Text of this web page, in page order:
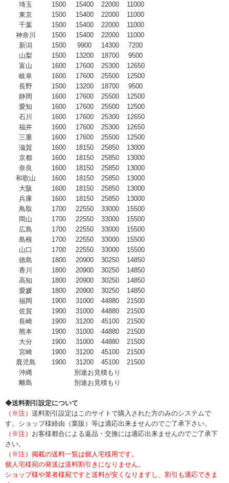
埼玉
1500 15400 22000
11000
東京
1500 15400 22000
11000
千葉
1500 15400 22000
11000
神奈川
1500 15400 22000
11000
新潟
1500 9900 14300
7200
山梨
1500 13200 18700
9500
富山
1600 17600 25300
12650
岐阜
1600 17600 25500
12500
長野
1500 13200 18700
9500
静岡
1600 17600 25500
12500
愛知
1600 17600 25500
12500
石川
1600 17600 25300
12650
福井
1600 17600 25300
12650
三重
1600 17600 25500
12500
滋賀
1600 18150 25850
13000
京都
1600 18150 25850
13000
奈良
1600 18150 25850
13000
和歌山
1600 18150 25850
13000
大阪
1600 18150 25850
13000
兵庫
1600 18150 25850
13000
鳥取
1700 22550 33000
15500
岡山
1700 22550 33000
15500
広島
1700 22550 33000
15500
島根
1700 22550 33000
15500
山口
1700 22550 33000
15500
徳島
1800 20900 30250
14850
香川
1800 20900 30250
14850
高知
1800 20900 30250
14850
愛媛
1800 20900 30250
14850
福岡
1900 31000 44880
21500
佐賀
1900 31000 44880
21500
長崎
1900 31200 45100
21500
熊本
1900 31000 44880
21500
大分
1900 31000 44880
21500
宮崎
1900 31200 45100
21500
鹿児島
1900 31200 45100
21500
沖縄
別途お見積もり
離島
別途お見積もり
◆送料割引設定について
（※注） 送料割引設定はこのサイトで購入された方のみのシステムで
す。ショップ様経由（業販）等は適応出来ませんのでご了承下さい。
（※注） お客様都合による返品・交換には適応出来ませんのでご了承下
さい。
（※注）掲載の送料一覧は個人宅様用です。
個人宅様宛の発送は送料割引きになりません。
ショップ様や業者様宛ですと送料が安くなりますし、割引も適応できま